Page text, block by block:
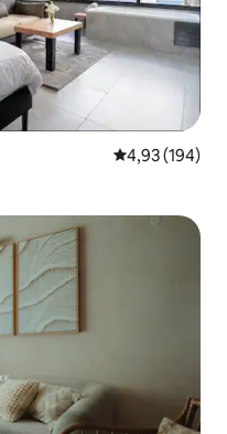
Průměrné
4,93 (194)